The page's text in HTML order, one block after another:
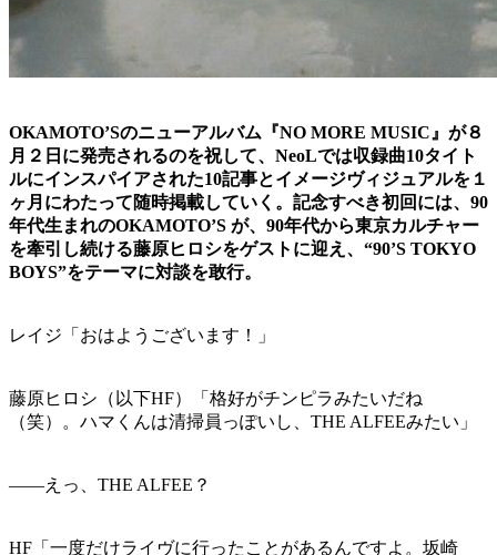
OKAMOTO’Sのニューアルバム『NO MORE MUSIC』が８
月２日に発売されるのを祝して、NeoLでは収録曲10タイト
ルにインスパイアされた10記事とイメージヴィジュアルを１
ヶ月にわたって随時掲載していく。記念すべき初回には、90
年代生まれのOKAMOTO’S が、90年代から東京カルチャー
を牽引し続ける藤原ヒロシをゲストに迎え、“90’S TOKYO
BOYS”をテーマに対談を敢行。
レイジ「おはようございます！」
藤原ヒロシ（以下HF）「格好がチンピラみたいだね
（笑）。ハマくんは清掃員っぽいし、THE ALFEEみたい」
——えっ、THE ALFEE？
HF「一度だけライヴに行ったことがあるんですよ。坂崎